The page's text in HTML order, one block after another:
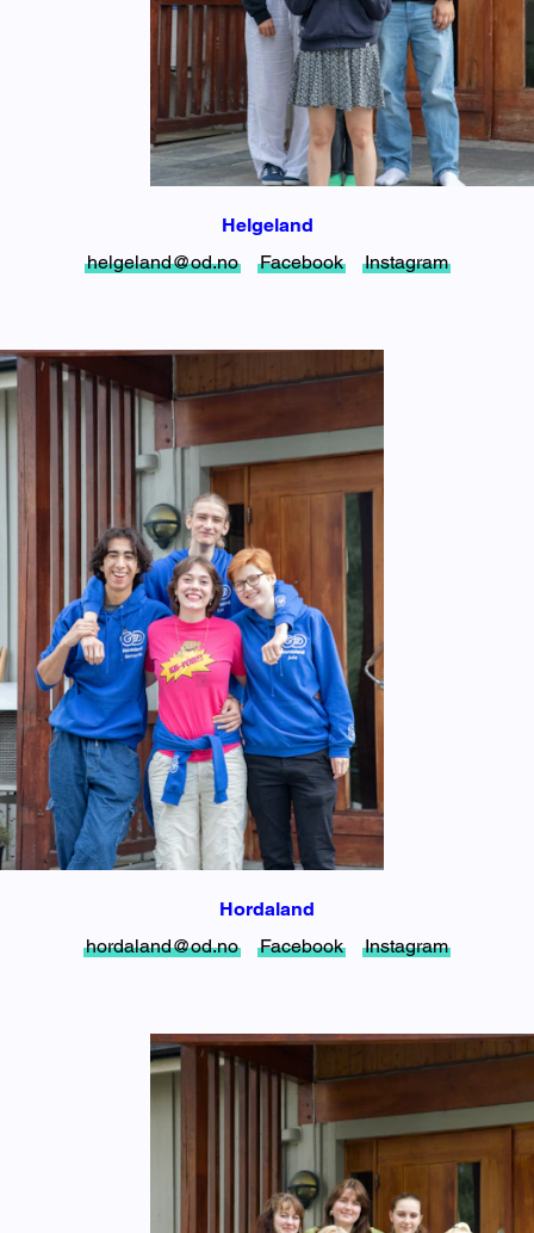
Helgeland
helgeland@od.no
Facebook Instagram
Hordaland
hordaland@od.no
Facebook Instagram